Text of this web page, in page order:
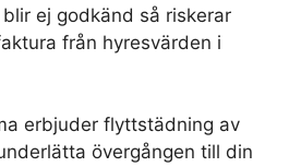
ej godkänd så riskerar
från hyresvärden i
erbjuder flyttstädning av
övergången till din